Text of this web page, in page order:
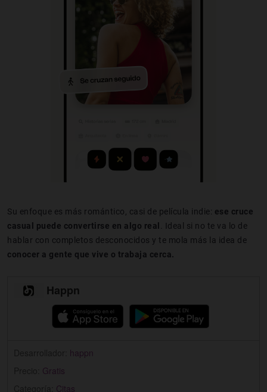
Su enfoque es más romántico, casi de película indie: ese cruce
casual puede convertirse en algo real
. Ideal si no te va lo de
hablar con completos desconocidos y te mola más la idea de
conocer a gente que vive o trabaja cerca.
Happn
happn
Gratis
Citas